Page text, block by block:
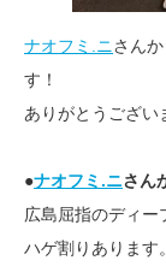
ナオフミ.ニさん
す！
ありがとうござい
●ナオフミ.ニさん
広島屈指のディー
ハゲ割りあります。